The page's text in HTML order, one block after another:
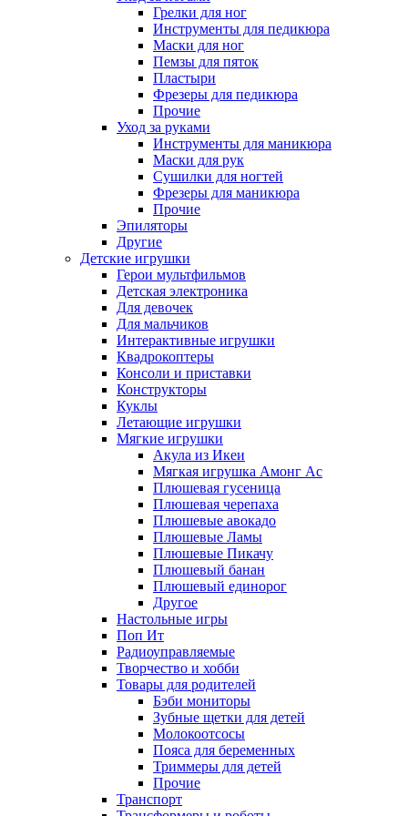
Грелки для ног
Инструменты для педикюра
Маски для ног
Пемзы для пяток
Пластыри
Фрезеры для педикюра
Прочие
Уход за руками
Инструменты для маникюра
Маски для рук
Сушилки для ногтей
Фрезеры для маникюра
Прочие
Эпиляторы
Другие
Детские игрушки
Герои мультфильмов
Детская электроника
Для девочек
Для мальчиков
Интерактивные игрушки
Квадрокоптеры
Консоли и приставки
Конструкторы
Куклы
Летающие игрушки
Мягкие игрушки
Акула из Икеи
Мягкая игрушка Амонг Ас
Плюшевая гусеница
Плюшевая черепаха
Плюшевые авокадо
Плюшевые Ламы
Плюшевые Пикачу
Плюшевый банан
Плюшевый единорог
Другое
Настольные игры
Поп Ит
Радиоуправляемые
Творчество и хобби
Товары для родителей
Бэби мониторы
Зубные щетки для детей
Молокоотсосы
Пояса для беременных
Триммеры для детей
Прочие
Транспорт